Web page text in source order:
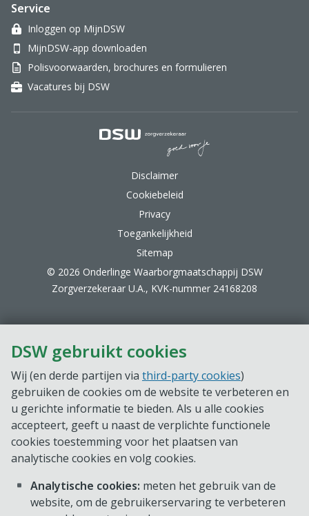
DSW gebruikt cookies
Wij (en derde partijen via third-party cookies)
gebruiken de cookies om de website te verbeteren en
u gerichte informatie te bieden. Als u alle cookies
accepteert, geeft u naast de verplichte functionele
cookies toestemming voor het plaatsen van
analytische cookies en volg cookies.
Analytische cookies: meten het gebruik van de
website, om de gebruikerservaring te verbeteren
Service
Inloggen op MijnDSW
MijnDSW-app downloaden
Polisvoorwaarden, brochures en formulieren
Vacatures bij DSW
Disclaimer
Cookiebeleid
Privacy
Toegankelijkheid
Sitemap
© 2026 Onderlinge Waarborgmaatschappij DSW
Zorgverzekeraar U.A., KVK-nummer 24168208